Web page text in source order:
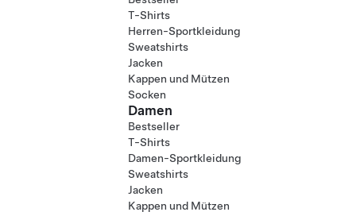
T-Shirts
Herren-Sportkleidung
Sweatshirts
Jacken
Kappen und Mützen
Socken
Damen
Bestseller
T-Shirts
Damen-Sportkleidung
Sweatshirts
Jacken
Kappen und Mützen